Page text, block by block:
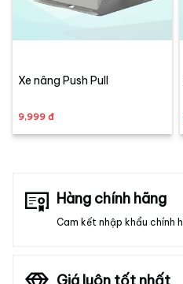
Xe nâng Push Pull
9,999 đ
Hàng chính hãng
Cam kết nhập khẩu chính
Giá luôn tốt nhất